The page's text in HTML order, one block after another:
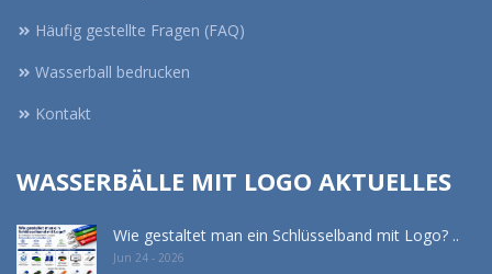
Häufig gestellte Fragen (FAQ)
Wasserball bedrucken
Kontakt
WASSERBÄLLE MIT LOGO AKTUELLES
Wie gestaltet man ein Schlüsselband mit Logo? ..
Jun 24 - 2026